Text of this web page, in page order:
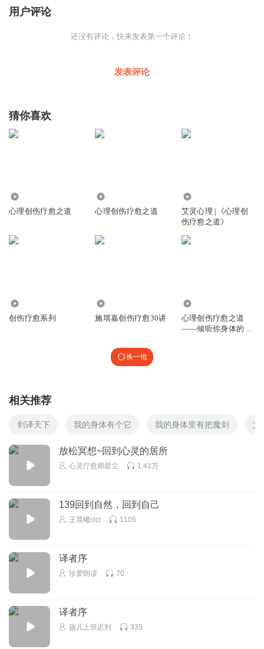
用户评论
还没有评论，快来发表第一个评论！
发表评论
猜你喜欢
心理创伤疗愈之道 心理创伤疗愈之道
艾灵心理 |《心理创
伤疗愈之道》
创伤疗愈系列 施㙋嘉创伤疗愈30讲
心理创伤疗愈之道
——倾听你身体的信
换一批
相关推荐
剑译天下 我的身体有个它 我的身体里有把魔剑 文
放松冥想~回到心灵的居所
心灵疗愈师星尘 1.41万
139回到自然，回到自己
王晨曦cici 1105
译者序
珍爱朗读 70
译者序
孩儿上班迟到 335